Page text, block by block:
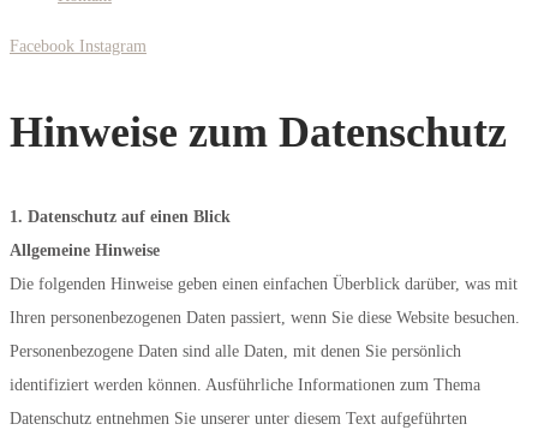
Facebook Instagram
Hinweise zum Datenschutz
1. Datenschutz auf einen Blick
Allgemeine Hinweise
Die folgenden Hinweise geben einen einfachen Überblick darüber, was mit
Ihren personenbezogenen Daten passiert, wenn Sie diese Website besuchen.
Personenbezogene Daten sind alle Daten, mit denen Sie persönlich
identifiziert werden können. Ausführliche Informationen zum Thema
Datenschutz entnehmen Sie unserer unter diesem Text aufgeführten